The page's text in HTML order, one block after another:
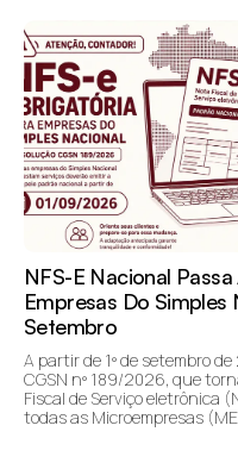
NFS-E Nacional
Empresas Do Simples
Setembro
A partir de 1º de setembro
CGSN nº 189/2026, que
Fiscal de Serviço eletrônica
todas as Microempresas